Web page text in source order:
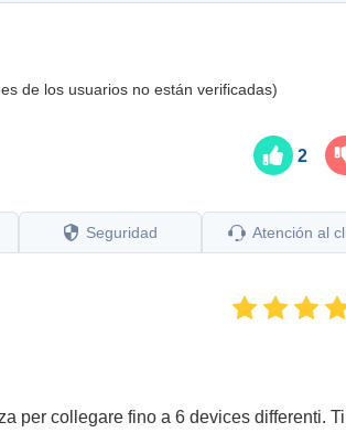
de los usuarios no están verificadas)
2
Seguridad Atención al
per collegare fino a 6 devices differenti. Ti